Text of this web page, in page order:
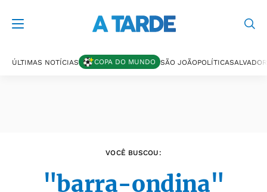
ÚLTIMAS NOTÍCIAS COPA DO MUNDO SÃO JOÃOPOLÍTICASALVADOR
VOCÊ BUSCOU:
"barra-ondina"